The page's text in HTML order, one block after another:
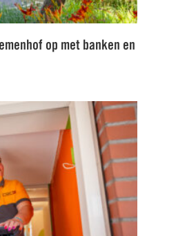
op met banken en